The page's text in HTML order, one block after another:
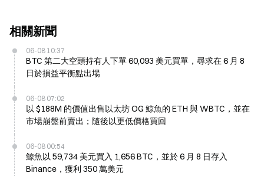
相關新聞
06-08 10:37
BTC 第二大空頭持有人下單 60,093 美元買單，尋求在 6 月 8
日於損益平衡點出場
06-08 07:02
以 $188M 的價值出售以太坊 OG 鯨魚的 ETH 與 WBTC，並在
市場崩盤前賣出；隨後以更低價格買回
06-08 00:54
鯨魚以 59,734 美元買入 1,656 BTC，並於 6 月 8 日存入
Binance，獲利 350 萬美元